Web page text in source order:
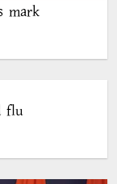
mark
flu